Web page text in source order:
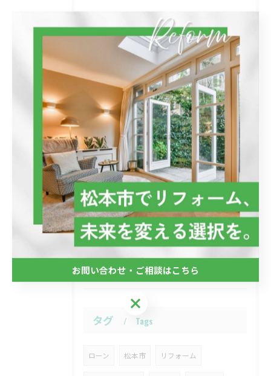
最近の投稿 Recent Posts
2026/01/23
水廻りのリフォーム
2025/09/02
カーポート
2025/08/09
外壁塗装工事
タグ Tags
ローン 松本市 リフォーム
お問い合わせ・ご相談はこちら
お問い合わせ・ご相談はこちら